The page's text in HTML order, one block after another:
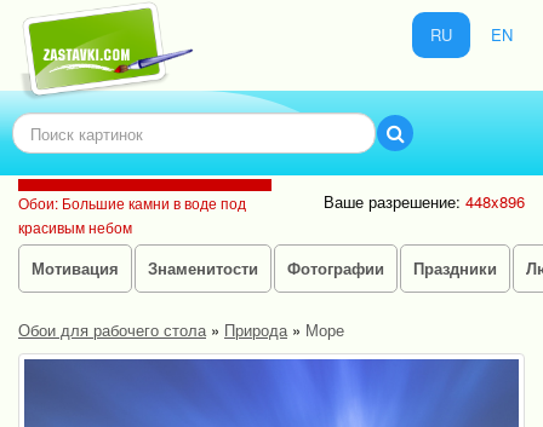
RU EN
Обои: Большие камни в воде под
красивым небом
Ваше разрешение: 448x896
Мотивация Знаменитости Фотографии Праздники
Обои для рабочего стола» Природа» Море